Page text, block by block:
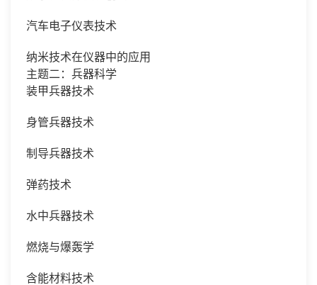
汽车电子仪表技术
纳米技术在仪器中的应用
主题二：兵器科学
装甲兵器技术
身管兵器技术
制导兵器技术
弹药技术
水中兵器技术
燃烧与爆轰学
含能材料技术